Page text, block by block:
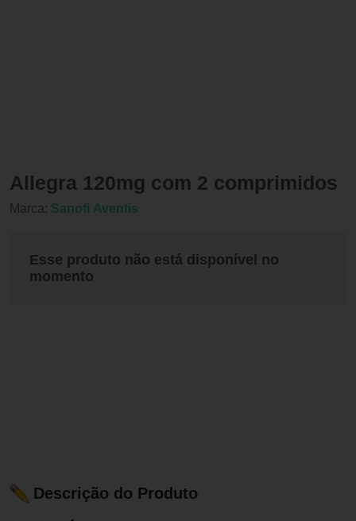
Allegra 120mg com 2 comprimidos
Marca: Sanofi Aventis
Esse produto não está disponível no
momento
Descrição do Produto